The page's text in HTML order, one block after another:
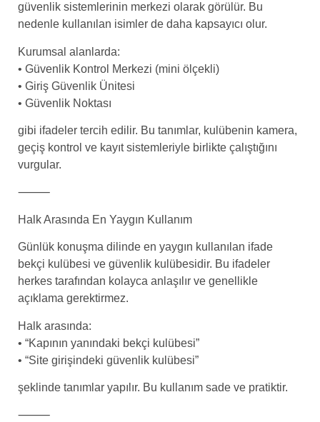
güvenlik sistemlerinin merkezi olarak görülür. Bu
nedenle kullanılan isimler de daha kapsayıcı olur.
Kurumsal alanlarda:
• Güvenlik Kontrol Merkezi (mini ölçekli)
• Giriş Güvenlik Ünitesi
• Güvenlik Noktası
gibi ifadeler tercih edilir. Bu tanımlar, kulübenin kamera,
geçiş kontrol ve kayıt sistemleriyle birlikte çalıştığını
vurgular.
⸻
Halk Arasında En Yaygın Kullanım
Günlük konuşma dilinde en yaygın kullanılan ifade
bekçi kulübesi ve güvenlik kulübesidir. Bu ifadeler
herkes tarafından kolayca anlaşılır ve genellikle
açıklama gerektirmez.
Halk arasında:
• “Kapının yanındaki bekçi kulübesi”
• “Site girişindeki güvenlik kulübesi”
şeklinde tanımlar yapılır. Bu kullanım sade ve pratiktir.
⸻